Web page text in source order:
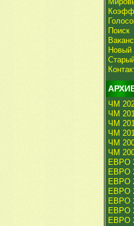
Поиск
ЧМ
ЧМ
ЧМ
ЧМ
ЧМ
ЧМ
ЕВРО
ЕВРО
ЕВРО
ЕВРО
ЕВРО
ЕВРО
ЕВРО